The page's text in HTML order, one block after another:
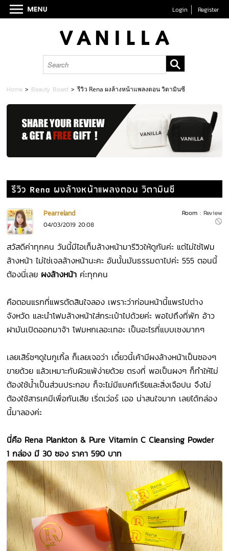
Login Register
Home > Beauty Board >รีวิว Rena ผงล้างหน้าแพลงตอน วิตามินซี
รีวิว Rena ผงล้างหน้าแพลงตอน วิตามินซี
Room : Review
Pearreland
04/03/2019 20:08
สวัสดีค่าทุกคน วันนี้มีไอเท็มล้างหน้ามารีวิวให้ดูกันค่ะ แต่ไม่ใช่โฟม
ล้างหน้า ไม่ใช่เจลล้างหน้านะคะ อันนั้นมันธรรมดาไปค่ะ 555 ตอนนี้
ต้องนี่เลย ผงล้างหน้า ค่ะทุกคน
คือตอนแรกที่แพรตัดสินใจลอง เพราะว่าก่อนหน้านี้แพรไปต่าง
จังหวัด และนำโฟมล้างหน้าใส่กระเป๋าไปด้วยค่ะ พอไปถึงที่พัก อ้าว
ฝามันเปิดออกมาจ้า โฟมหกเลอะเทอะ เป็นอะไรที่แบบเซงมากๆ
เลยเสิร์ชๆดูในกูเกิ้ล ก็เลยเจอว่า เดี๋ยวนี้เค้ามีผงล้างหน้าเป็นซองๆ
ขายด้วย แล้วเหมาะกับผิวแพ้ง่ายด้วย ตรงที่ พอเป็นผงๆ ก็ทำให้ไม่
ต้องใช้น้ำเป็นส่วนประกอบ ก็จะไม่มีแบคทีเรียและสิ่งเจือปน จึงไม่
ต้องใช้สารเคมีเพื่อกันเสีย เริ่ดเว่อร์ เออ น่าสนใจมาก เลยได้กล่อง
นี้มาลองค่ะ
นี่คือ Rena Plankton & Pure Vitamin C Cleansing Powder
1 กล่อง มี 30 ซอง ราคา 590 บาท